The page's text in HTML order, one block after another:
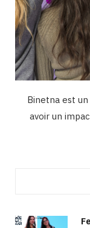
Binetna est
avoir un